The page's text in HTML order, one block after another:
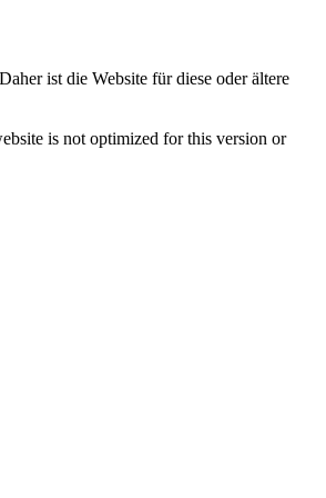
ist die Website für diese oder ältere
is not optimized for this version or